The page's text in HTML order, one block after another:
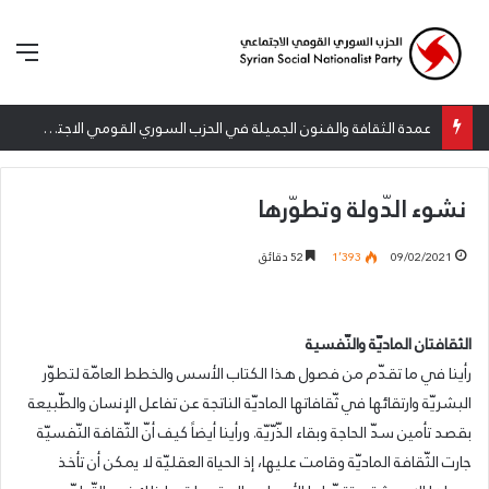
عمدة الثقافة والفنون الجميلة في الحزب السوري القومي الاجتماعي تعلن نتائج الدورة الخامسة من جائزة أنطون سعاده الأدبية
نشوء الدّولة وتطوّرها
09/02/2021 1٬393
الثقافتان الماديّة والنّفسية
رأينا في ما تقدّم من فصول هذا الكتاب الأسس والخطط العامّة لتطوّر
البشريّة وارتقائها في ثّقافاتها الماديّة الناتجة عن تفاعل الإنسان والطّبيعة
بقصد تأمين سدّ الحاجة وبقاء الذّرّيّة. ورأينا أيضاً كيف أنّ الثّقافة النّفسيّة
جارت الثّقافة الماديّة وقامت عليها، إذ الحياة العقليّة لا يمكن أن تأخذ